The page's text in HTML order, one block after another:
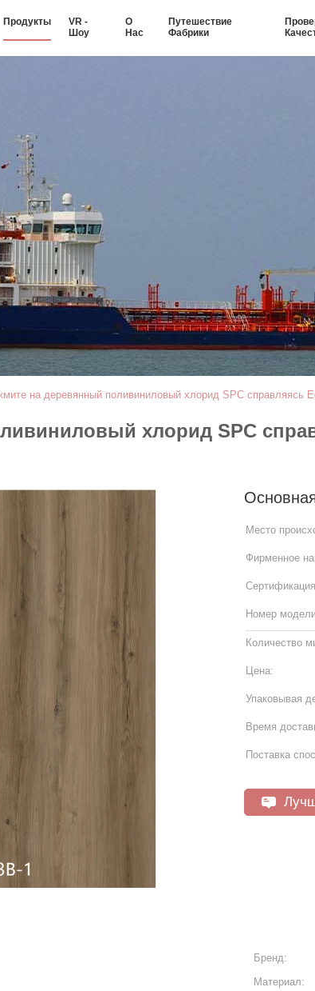
Продукты
VR -
Шоу
О
Нас
Путешествие
Фабрики
на деревянный поливиниловый хлорид SPC справляясь
хлорид SPC
Место
Фирменное
Номер
Количество
Цена:
Упаковывая
Время
Поставка
Бренд:
Материал: